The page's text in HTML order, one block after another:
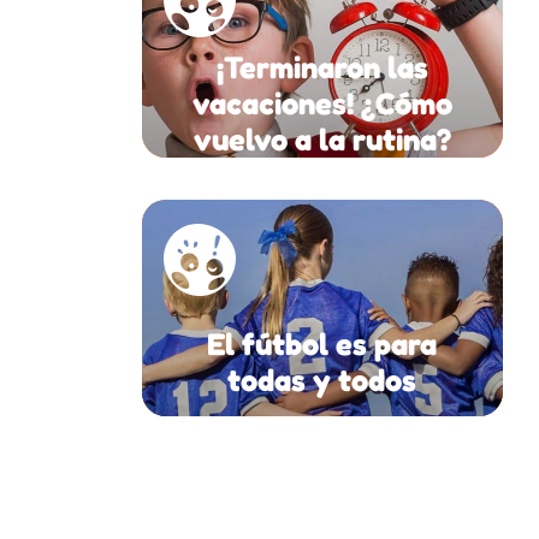
¡Terminaron las
vacaciones! ¿Cómo
vuelvo a la rutina?
El fútbol es para
todas y todos